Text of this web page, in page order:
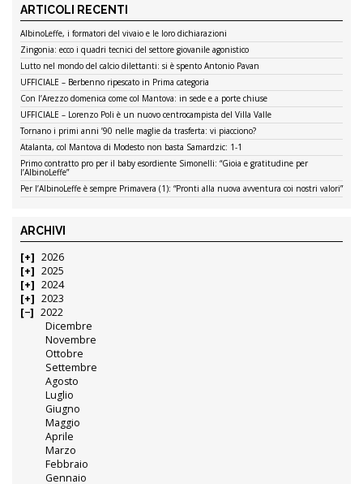
ARTICOLI RECENTI
AlbinoLeffe, i formatori del vivaio e le loro dichiarazioni
Zingonia: ecco i quadri tecnici del settore giovanile agonistico
Lutto nel mondo del calcio dilettanti: si è spento Antonio Pavan
UFFICIALE – Berbenno ripescato in Prima categoria
Con l’Arezzo domenica come col Mantova: in sede e a porte chiuse
UFFICIALE – Lorenzo Poli è un nuovo centrocampista del Villa Valle
Tornano i primi anni ’90 nelle maglie da trasferta: vi piacciono?
Atalanta, col Mantova di Modesto non basta Samardzic: 1-1
Primo contratto pro per il baby esordiente Simonelli: “Gioia e gratitudine per
l’AlbinoLeffe”
Per l’AlbinoLeffe è sempre Primavera (1): “Pronti alla nuova avventura coi nostri valori”
ARCHIVI
2026
2025
2024
2023
2022
Dicembre
Novembre
Ottobre
Settembre
Agosto
Luglio
Giugno
Maggio
Aprile
Marzo
Febbraio
Gennaio